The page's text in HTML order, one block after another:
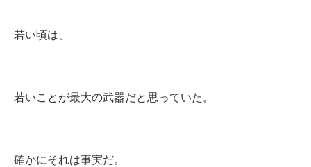
若い頃は、
若いことが最大の武器だと思っていた。
確かにそれは事実だ。